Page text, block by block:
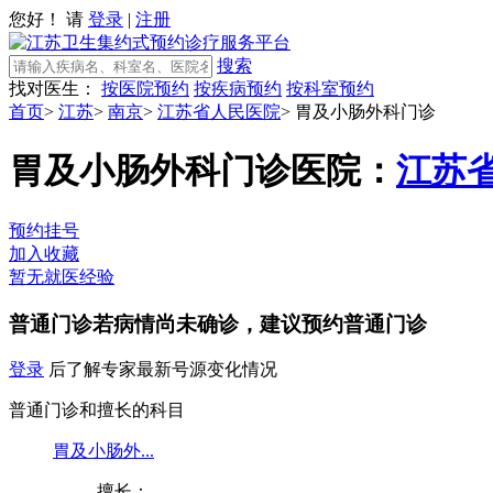
您好！ 请 登录 | 注册
搜索
找对医生：
按医院预约 按疾病预约 按科室预约
首页> 江苏> 南京> 江苏省人民医院> 胃及小肠外科门诊
胃及小肠外科门诊医院： 江苏
预约挂号
加入收藏
暂无就医经验
普通门诊若病情尚未确诊，建议预约普通门诊
登录 后了解专家最新号源变化情况
普通门诊和擅长的科目
胃及小肠外...